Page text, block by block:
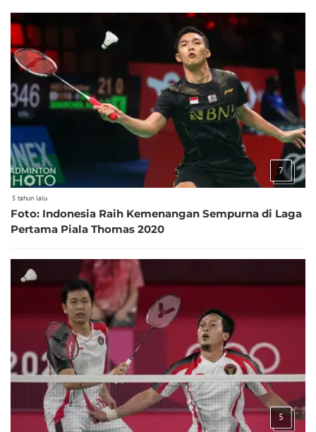
7
5 tahun lalu
Foto: Indonesia Raih Kemenangan Sempurna di Laga
Pertama Piala Thomas 2020
5